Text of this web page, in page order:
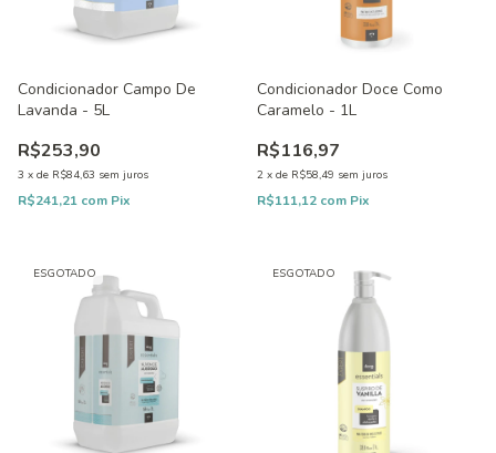
Condicionador Campo De
Lavanda - 5L
R$253,90
3 x de R$84,63 sem juros
R$241,21 com Pix
Condicionador Doce Como
Caramelo - 1L
R$116,97
2 x de R$58,49 sem juros
R$111,12 com Pix
ESGOTADO ESGOTADO